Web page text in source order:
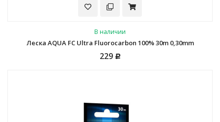
В наличии
Леска AQUA FC Ultra Fluorocarbon 100% 30m 0,30mm
229 Р